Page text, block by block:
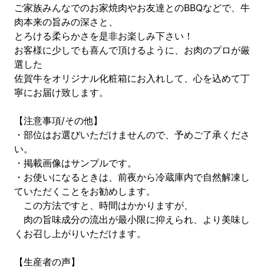
ご家族みんなでのお家焼肉やお友達とのBBQなどで、牛
肉本来の旨みの深さと、
とろける柔らかさを是非お楽しみ下さい！
お客様に少しでも喜んで頂けるように、お肉のプロが厳
選した
佐賀牛をオリジナル化粧箱にお入れして、心を込めて丁
寧にお届け致します。
【注意事項/その他】
・部位はお選びいただけませんので、予めご了承くださ
い。
・掲載画像はサンプルです。
・お使いになるときは、前夜から冷蔵庫内で自然解凍し
ていただくことをお勧めします。
この方法ですと、時間はかかりますが、
肉の旨味成分の流出が最小限に抑えられ、より美味し
くお召し上がりいただけます。
【生産者の声】